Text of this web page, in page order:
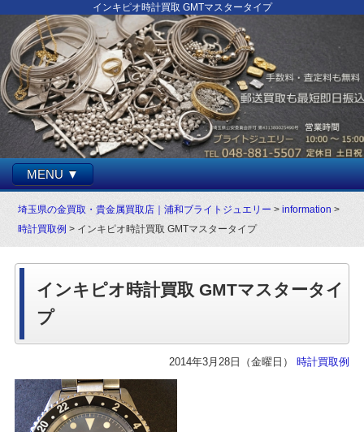
インキピオ時計買取 GMTマスタータイプ
MENU ▼
埼玉県の金買取・貴金属買取店｜浦和ブライトジュエリー >information >
時計買取例 > インキピオ時計買取 GMTマスタータイプ
インキピオ時計買取 GMTマスタータイ
プ
2014年3月28日（金曜日） 時計買取例